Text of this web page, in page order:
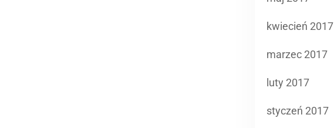
kwiecień 2017
marzec 2017
luty 2017
styczeń 2017